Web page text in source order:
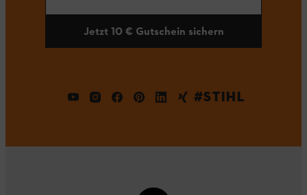
Jetzt 10 € Gutschein sichern
#STIHL